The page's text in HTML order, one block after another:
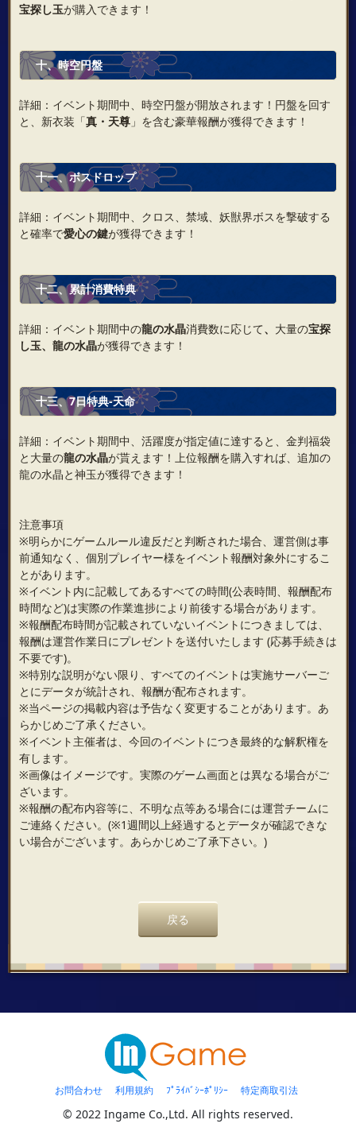
宝探し玉が購入できます！
十、時空円盤
詳細：イベント期間中、時空円盤が開放されます！円盤を回す
と、新衣装「真・天尊」を含む豪華報酬が獲得できます！
十一、ボスドロップ
詳細：イベント期間中、クロス、禁域、妖獣界ボスを撃破する
と確率で愛心の鍵が獲得できます！
十二、累計消費特典
詳細：イベント期間中の龍の水晶消費数に応じて、 大量の宝探
し玉、 龍の水晶が獲得できます！
十三、7日特典‐天命
詳細：イベント期間中、活躍度が指定値に達すると、金判福袋
と大量の龍の水晶が貰えます！上位報酬を購入すれば、追加の
龍の水晶と神玉が獲得できます！
注意事項
※明らかにゲームルール違反だと判断された場合、運営側は事
前通知なく、個別プレイヤー様をイベント報酬対象外にするこ
とがあります。
※イベント内に記載してあるすべての時間(公表時間、報酬配布
時間など)は実際の作業進捗により前後する場合があります。
※報酬配布時間が記載されていないイベントにつきましては、
報酬は運営作業日にプレゼントを送付いたします (応募手続きは
不要です)。
※特別な説明がない限り、すべてのイベントは実施サーバーご
とにデータが統計され、報酬が配布されます。
※当ページの掲載内容は予告なく変更することがあります。あ
らかじめご了承ください。
※イベント主催者は、今回のイベントにつき最終的な解釈権を
有します。
※画像はイメージです。実際のゲーム画面とは異なる場合がご
ざいます。
※報酬の配布内容等に、不明な点等ある場合には運営チームに
ご連絡ください。(※1週間以上経過するとデータが確認できな
い場合がございます。あらかじめご了承下さい。)
戻る
お問合わせ 利用規約 ﾌﾟﾗｲﾊﾞｼｰﾎﾟﾘｼｰ 特定商取引法
© 2022 Ingame Co.,Ltd. All rights reserved.